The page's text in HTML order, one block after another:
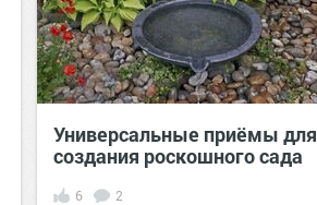
Универсальные приёмы для
создания роскошного сада
6 2